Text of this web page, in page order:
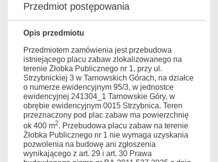
Przedmiot postępowania
Opis przedmiotu
Przedmiotem zamówienia jest przebudowa
istniejącego placu zabaw zlokalizowanego na
terenie Żłobka Publicznego nr 1, przy ul.
Strzybnickiej 3 w Tarnowskich Górach, na działce
o numerze ewidencyjnym 95/3, w jednostce
ewidencyjnej 241304_1 Tarnowskie Góry, w
obrębie ewidencyjnym 0015 Strzybnica. Teren
przeznaczony pod plac zabaw ma powierzchnię
ok 400 m2. Przebudowa placu zabaw na terenie
Żłobka Publicznego nr 1 nie wymaga uzyskania
pozwolenia na budowę ani zgłoszenia
wynikającego z art. 29 i art. 30 Prawa